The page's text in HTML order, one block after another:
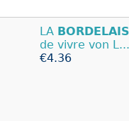
LA
de vivre von
€4.36